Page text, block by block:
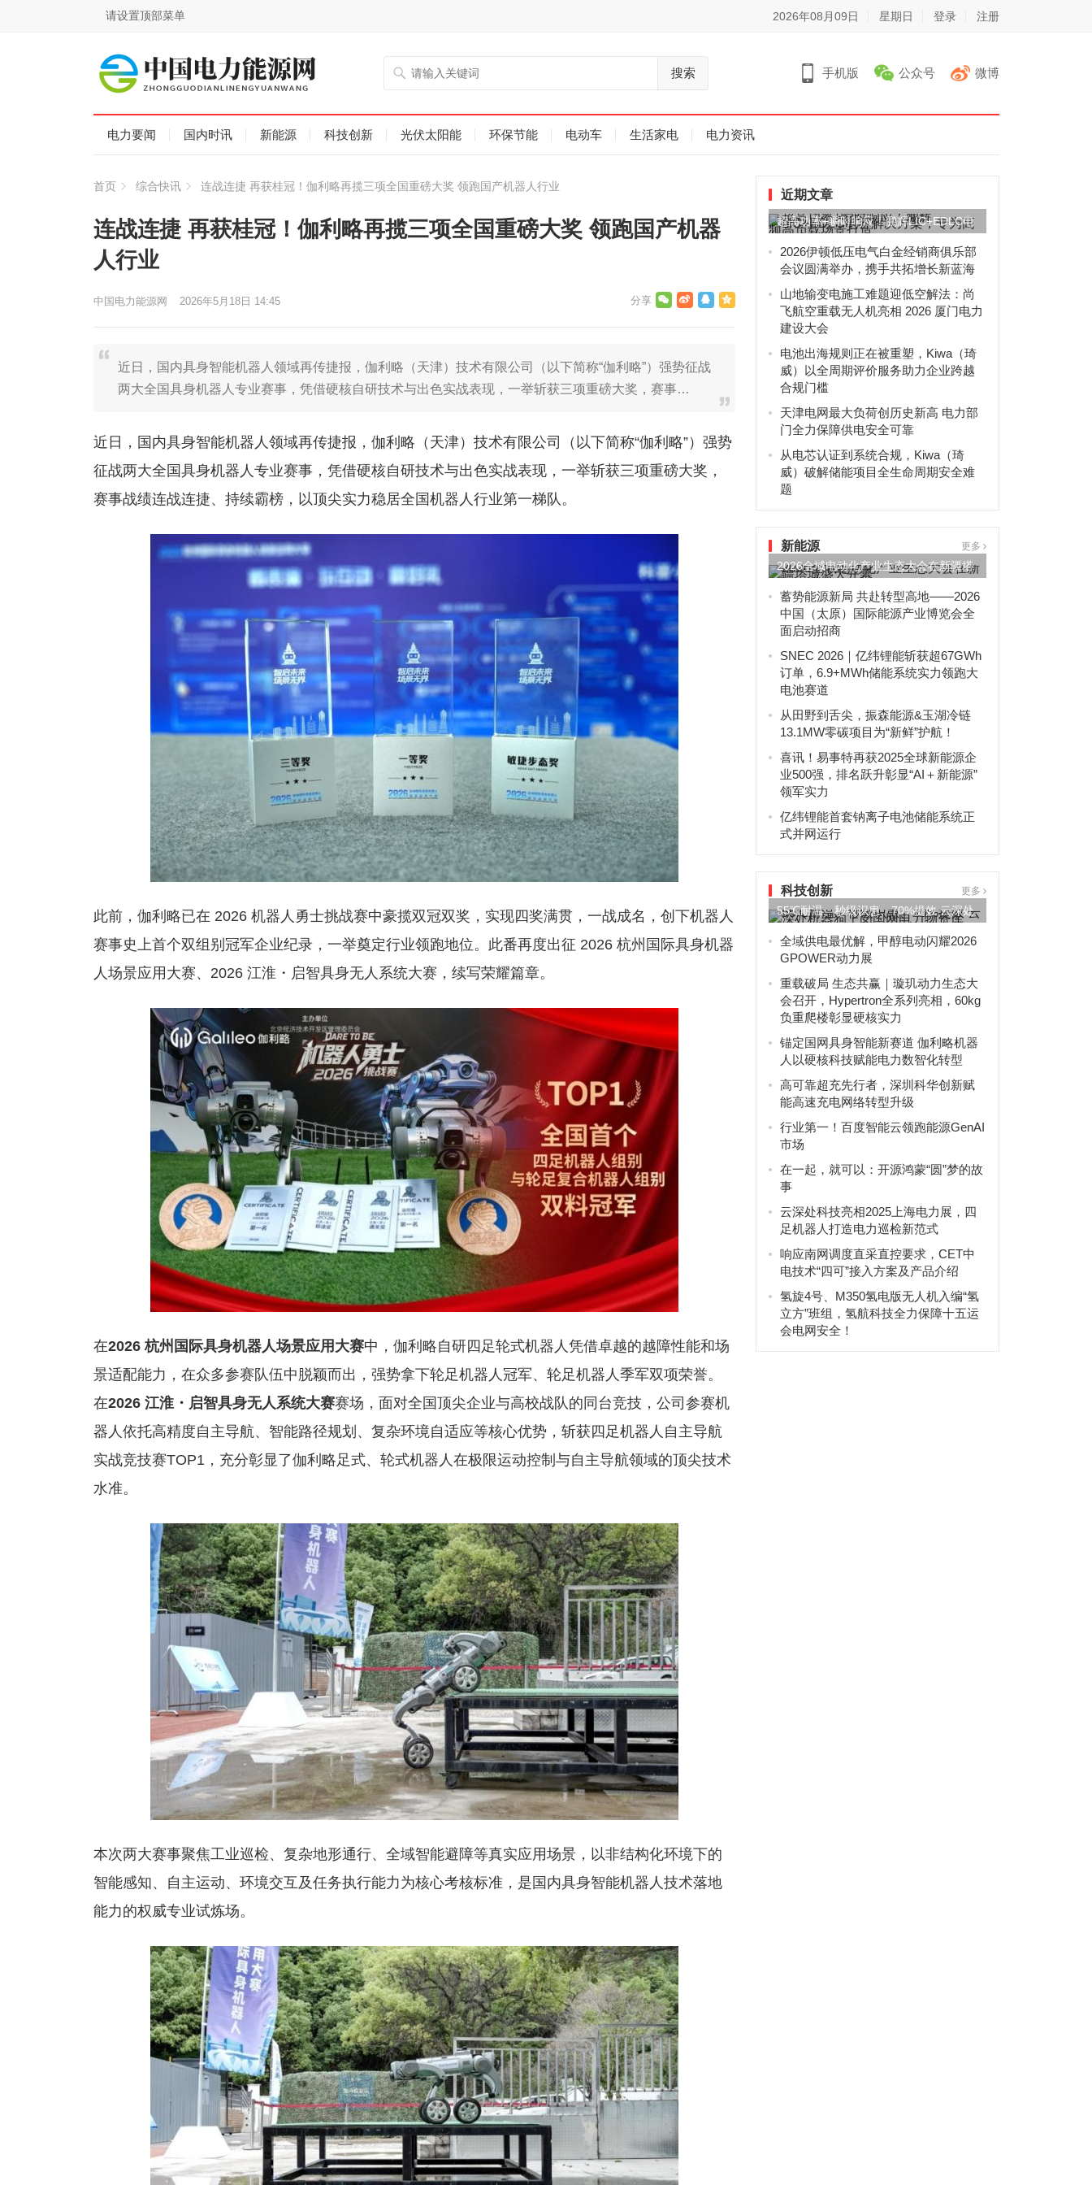
请设置顶部菜单 2026年08月09日 星期日 登录 注册
搜索 手机版 公众号 微博
电力要闻 国内时讯 新能源 科技创新 光伏太阳能 环保节能 电动车 生活家电 电力资讯
首页 综合快讯 连战连捷 再获桂冠！伽利略再揽三项全国重磅大奖 领跑国产机器人行业
连战连捷 再获桂冠！伽利略再揽三项全国重磅大奖 领跑国产机器
人行业
中国电力能源网 2026年5月18日 14:45
近日，国内具身智能机器人领域再传捷报，伽利略（天津）技术有限公司（以下简称“伽利略”）强势征战
两大全国具身机器人专业赛事，凭借硬核自研技术与出色实战表现，一举斩获三项重磅大奖，赛事…
近日，国内具身智能机器人领域再传捷报，伽利略（天津）技术有限公司（以下简称“伽利略”）强势
征战两大全国具身机器人专业赛事，凭借硬核自研技术与出色实战表现，一举斩获三项重磅大奖，
赛事战绩连战连捷、持续霸榜，以顶尖实力稳居全国机器人行业第一梯队。
此前，伽利略已在 2026 机器人勇士挑战赛中豪揽双冠双奖，实现四奖满贯，一战成名，创下机器人
赛事史上首个双组别冠军企业纪录，一举奠定行业领跑地位。此番再度出征 2026 杭州国际具身机器
人场景应用大赛、2026 江淮・启智具身无人系统大赛，续写荣耀篇章。
在2026 杭州国际具身机器人场景应用大赛中，伽利略自研四足轮式机器人凭借卓越的越障性能和场
景适配能力，在众多参赛队伍中脱颖而出，强势拿下轮足机器人冠军、轮足机器人季军双项荣誉。
在2026 江淮・启智具身无人系统大赛赛场，面对全国顶尖企业与高校战队的同台竞技，公司参赛机
器人依托高精度自主导航、智能路径规划、复杂环境自适应等核心优势，斩获四足机器人自主导航
实战竞技赛TOP1，充分彰显了伽利略足式、轮式机器人在极限运动控制与自主导航领域的顶尖技术
水准。
本次两大赛事聚焦工业巡检、复杂地形通行、全域智能避障等真实应用场景，以非结构化环境下的
智能感知、自主运动、环境交互及任务执行能力为核心考核标准，是国内具身智能机器人技术落地
能力的权威专业试炼场。
近期文章
超高功率+瞬时响应！鹏辉LIC+EDLC电
容解决方案，专为高...
2026伊顿低压电气白金经销商俱乐部
会议圆满举办，携手共拓增长新蓝海
山地输变电施工难题迎低空解法：尚
飞航空重载无人机亮相 2026 厦门电力
建设大会
电池出海规则正在被重塑，Kiwa（琦
威）以全周期评价服务助力企业跨越
合规门槛
天津电网最大负荷创历史新高 电力部
门全力保障供电安全可靠
从电芯认证到系统合规，Kiwa（琦
威）破解储能项目全生命周期安全难
题
新能源 更多
2026全域电动化产业生态大会在新疆塔
城盛大开幕
蓄势能源新局 共赴转型高地——2026
中国（太原）国际能源产业博览会全
面启动招商
SNEC 2026｜亿纬锂能斩获超67GWh
订单，6.9+MWh储能系统实力领跑大
电池赛道
从田野到舌尖，振森能源&玉湖冷链
13.1MW零碳项目为“新鲜”护航！
喜讯！易事特再获2025全球新能源企
业500强，排名跃升彰显“AI＋新能源”
领军实力
亿纬锂能首套钠离子电池储能系统正
式并网运行
科技创新 更多
55℃耐温、秒级识患、70%提效 云深处
机器狗上岗国网电力物...
全域供电最优解，甲醇电动闪耀2026
GPOWER动力展
重载破局 生态共赢｜璇玑动力生态大
会召开，Hypertron全系列亮相，60kg
负重爬楼彰显硬核实力
锚定国网具身智能新赛道 伽利略机器
人以硬核科技赋能电力数智化转型
高可靠超充先行者，深圳科华创新赋
能高速充电网络转型升级
行业第一！百度智能云领跑能源GenAI
市场
在一起，就可以：开源鸿蒙“圆”梦的故
事
云深处科技亮相2025上海电力展，四
足机器人打造电力巡检新范式
响应南网调度直采直控要求，CET中
电技术“四可”接入方案及产品介绍
氢旋4号、M350氢电版无人机入编“氢
立方”班组，氢航科技全力保障十五运
会电网安全！